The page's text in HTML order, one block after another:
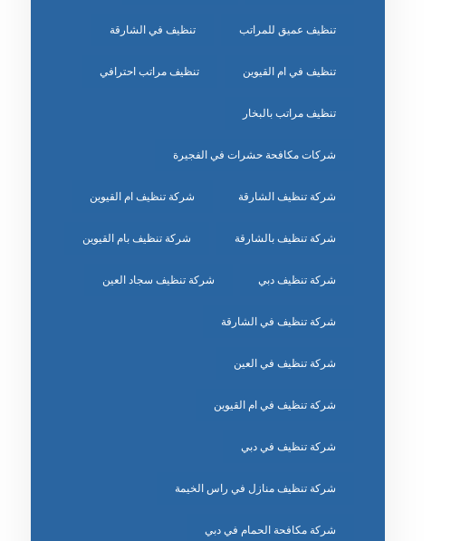
تنظيف عميق للمراتب تنظيف في الشارقة
تنظيف في ام القيوين تنظيف مراتب احترافي
تنظيف مراتب بالبخار
شركات مكافحة حشرات في الفجيرة
شركة تنظيف الشارقة شركة تنظيف ام القيوين
شركة تنظيف بالشارقة شركة تنظيف بام القيوين
شركة تنظيف دبي شركة تنظيف سجاد العين
شركة تنظيف في الشارقة
شركة تنظيف في العين
شركة تنظيف في ام القيوين
شركة تنظيف في دبي
شركة تنظيف منازل في راس الخيمة
شركة مكافحة الحمام في دبي